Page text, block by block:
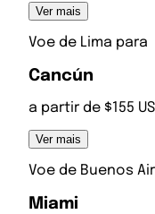
Ver mais
Voe de Lima para
Cancún
a partir de $155
Ver mais
Voe de Buenos
Miami